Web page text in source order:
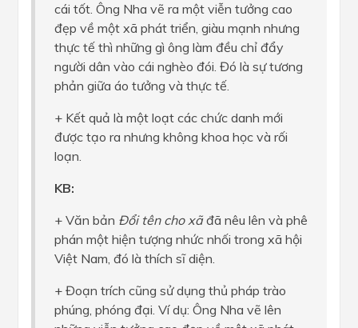
cái tốt. Ông Nha vẽ ra một viễn tưởng cao
đẹp về một xã phát triển, giàu mạnh nhưng
thực tế thì những gì ông làm đều chỉ đẩy
người dân vào cái nghèo đói. Đó là sự tương
phản giữa áo tưởng và thực tế.
+ Kết quả là một loạt các chức danh mới
được tạo ra nhưng không khoa học và rối
loạn.
KB:
+ Văn bản Đổi tên cho xãđã nêu lên và phê
phán một hiện tượng nhức nhối trong xã hội
Việt Nam, đó là thích sĩ diện.
+ Đoạn trích cũng sử dụng thủ pháp trào
phúng, phóng đại. Ví dụ: Ông Nha vẽ lên